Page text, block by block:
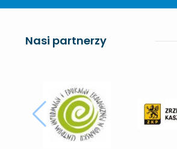
Nasi partnerzy